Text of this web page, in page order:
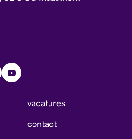
vacatures
contact